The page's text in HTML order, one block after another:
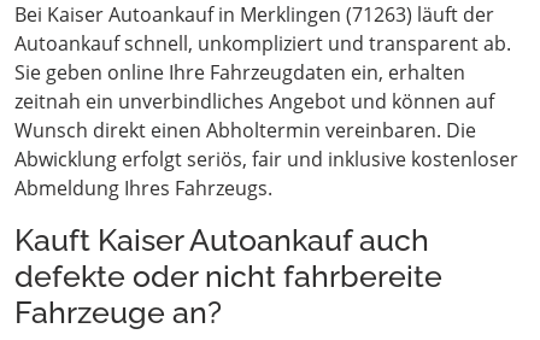
Bei Kaiser Autoankauf in Merklingen (71263) läuft der
Autoankauf schnell, unkompliziert und transparent ab.
Sie geben online Ihre Fahrzeugdaten ein, erhalten
zeitnah ein unverbindliches Angebot und können auf
Wunsch direkt einen Abholtermin vereinbaren. Die
Abwicklung erfolgt seriös, fair und inklusive kostenloser
Abmeldung Ihres Fahrzeugs.
Kauft Kaiser Autoankauf auch
defekte oder nicht fahrbereite
Fahrzeuge an?